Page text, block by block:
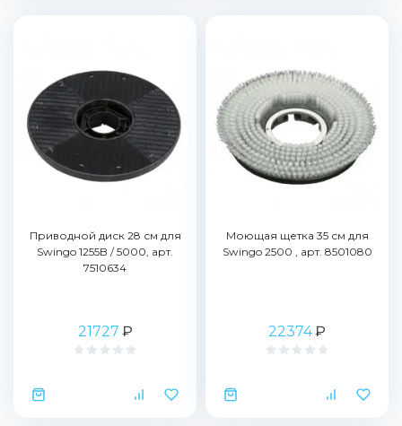
Приводной диск 28 см для
Swingo 1255B / 5000, арт.
7510634
21727 ₽
Моющая щетка 35 см для
Swingo 2500 , арт. 8501080
22374₽